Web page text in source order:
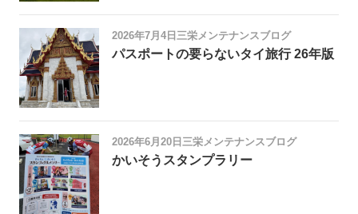
2026年7月4日 三栄メンテナンスブログ
パスポートの要らないタイ旅行 26年版
2026年6月20日 三栄メンテナンスブログ
かいそうスタンプラリー